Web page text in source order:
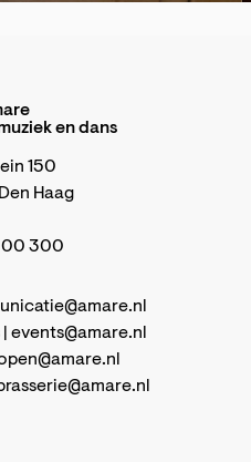
en dans
150
Haag
00 300
events@amare.nl